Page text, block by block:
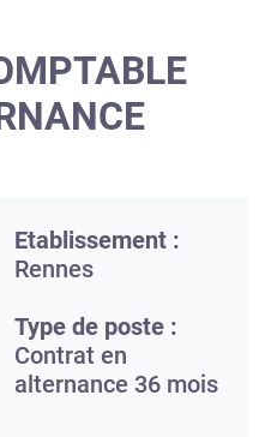
Etablissement :
Rennes
Type de poste :
Contrat en
alternance 36 mois